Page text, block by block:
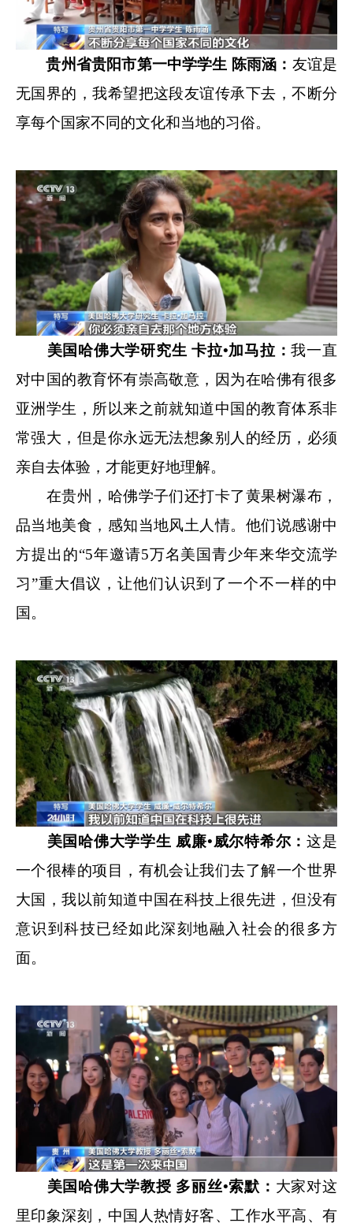
贵州省贵阳市第一中学学生 陈雨涵： 友谊是
无国界的，我希望把这段友谊传承下去，不断分
享每个国家不同的文化和当地的习俗。
美国哈佛大学研究生 卡拉•加马拉：我一直
对中国的教育怀有崇高敬意，因为在哈佛有很多
亚洲学生，所以来之前就知道中国的教育体系非
常强大，但是你永远无法想象别人的经历，必须
亲自去体验，才能更好地理解。
在贵州，哈佛学子们还打卡了黄果树瀑布，
品当地美食，感知当地风土人情。他们说感谢中
方提出的“5年邀请5万名美国青少年来华交流学
习”重大倡议，让他们认识到了一个不一样的中
国。
美国哈佛大学学生 威廉•威尔特希尔：这是
一个很棒的项目，有机会让我们去了解一个世界
大国，我以前知道中国在科技上很先进，但没有
意识到科技已经如此深刻地融入社会的很多方
面。
美国哈佛大学教授 多丽丝•索默： 大家对这
里印象深刻，中国人热情好客、工作水平高、有